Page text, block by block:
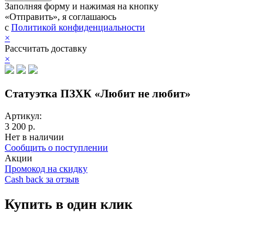
Заполняя форму и нажимая на кнопку
«Отправить», я соглашаюсь
с Политикой конфиденциальности
×
Рассчитать доставку
×
Статуэтка ПЗХК «Любит не любит»
Артикул:
3 200 р.
Нет в наличии
Сообщить о поступлении
Акции
Промокод на скидку
Cash back за отзыв
Купить в один клик